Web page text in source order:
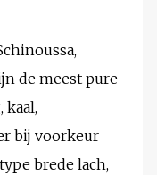
de meest pure
kaal,
bij voorkeur
brede lach,